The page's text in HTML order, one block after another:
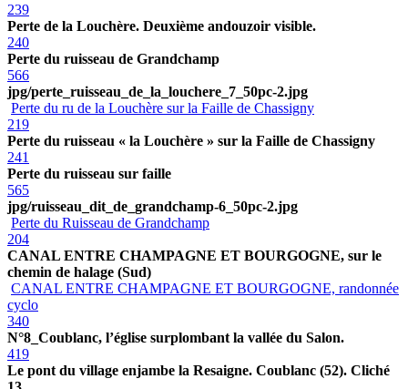
239
Perte de la Louchère. Deuxième andouzoir visible.
240
Perte du ruisseau de Grandchamp
566
jpg/perte_ruisseau_de_la_louchere_7_50pc-2.jpg
Perte du ru de la Louchère sur la Faille de Chassigny
219
Perte du ruisseau « la Louchère » sur la Faille de Chassigny
241
Perte du ruisseau sur faille
565
jpg/ruisseau_dit_de_grandchamp-6_50pc-2.jpg
Perte du Ruisseau de Grandchamp
204
CANAL ENTRE CHAMPAGNE ET BOURGOGNE, sur le
chemin de halage (Sud)
CANAL ENTRE CHAMPAGNE ET BOURGOGNE, randonnée
cyclo
340
N°8_Coublanc, l’église surplombant la vallée du Salon.
419
Le pont du village enjambe la Resaigne. Coublanc (52). Cliché